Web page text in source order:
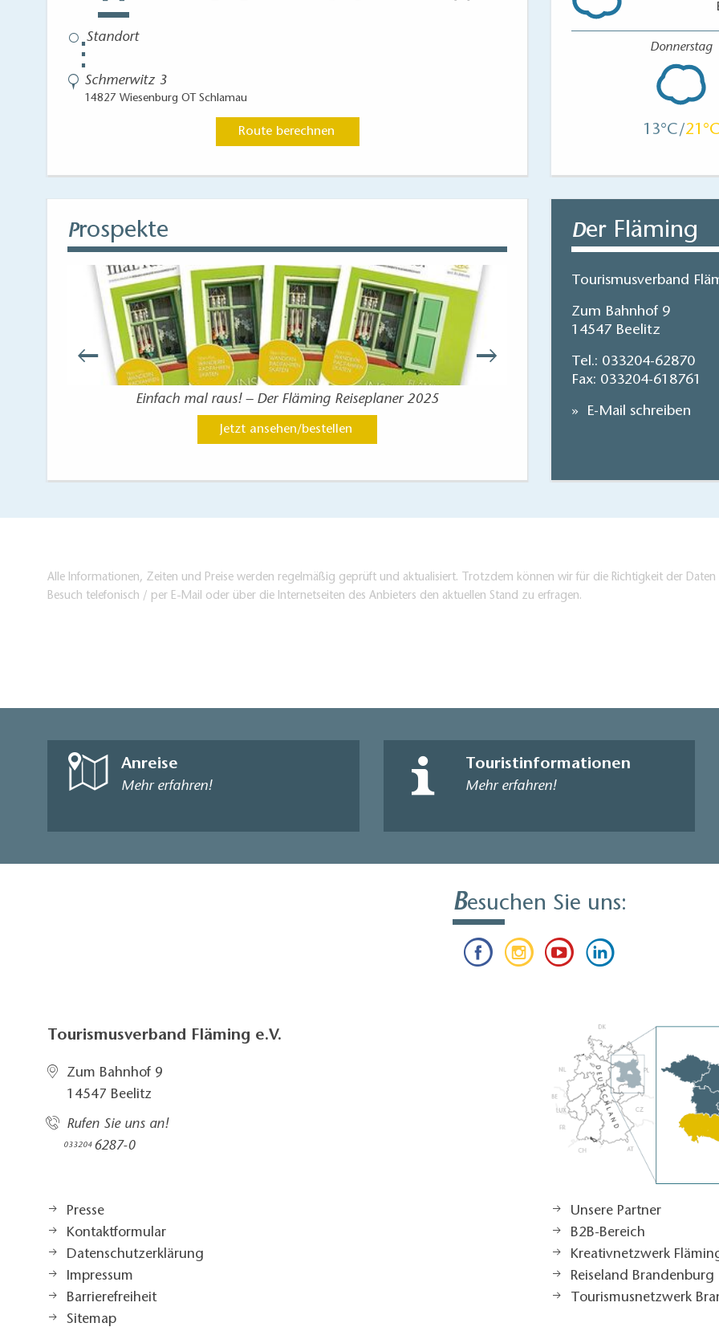
⋮
Schmerwitz 3
14827 Wiesenburg OT Schlamau
Route berechnen
Donnerstag
13 21
Prospekte
Einfach mal raus! – Der Fläming Reiseplaner 2025
Jetzt ansehen/bestellen
Der Fläming
Tourismusverband
Zum Bahnhof 9
14547 Beelitz
Tel.: 033204-62870
Fax: 033204-618761
E-Mail schreiben
Alle Informationen, Zeiten und Preise werden regelmäßig geprüft und aktualisiert. Trotzdem können wir für die Richtigkeit der
Besuch telefonisch / per E-Mail oder über die Internetseiten des Anbieters den aktuellen Stand zu erfragen.
Anreise
Mehr erfahren!
Touristinformationen
Mehr erfahren!
Besuchen Sie uns:
Tourismusverband Fläming e.V.
Zum Bahnhof 9
14547 Beelitz
Rufen Sie uns an!
033204 6287-0
Presse
Kontaktformular
Datenschutzerklärung
Impressum
Barrierefreiheit
Sitemap
Unsere Partner
B2B-Bereich
Kreativnetzwerk
Reiseland Brandenburg
Tourismusnetzwerk